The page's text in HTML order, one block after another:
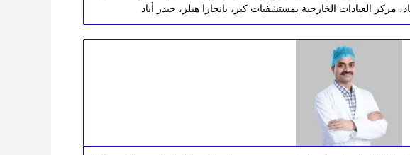
مركز العيادات الخارجية بمستشفيات كير، بانجارا هيلز، حيدر أباد